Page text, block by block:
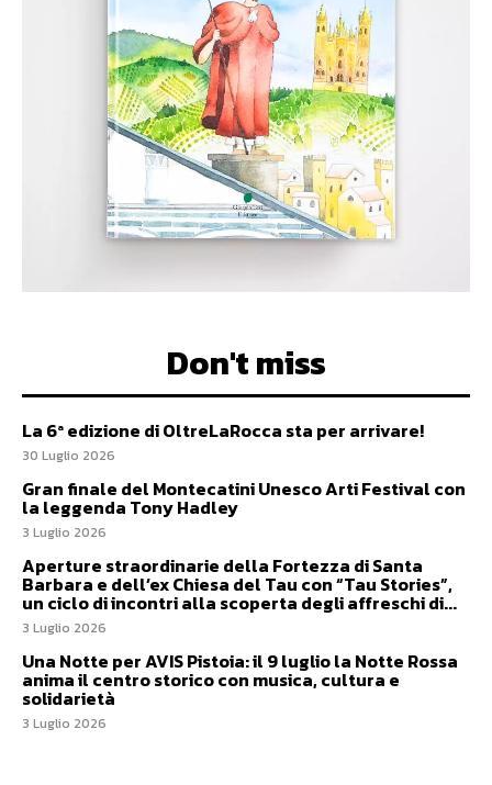
Don't miss
La 6ª edizione di OltreLaRocca sta per arrivare!
30 Luglio 2026
Gran finale del Montecatini Unesco Arti Festival con
la leggenda Tony Hadley
3 Luglio 2026
Aperture straordinarie della Fortezza di Santa
Barbara e dell’ex Chiesa del Tau con “Tau Stories”,
un ciclo di incontri alla scoperta degli affreschi di...
3 Luglio 2026
Una Notte per AVIS Pistoia: il 9 luglio la Notte Rossa
anima il centro storico con musica, cultura e
solidarietà
3 Luglio 2026